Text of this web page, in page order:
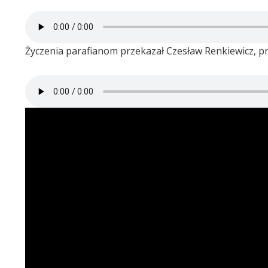
Życzenia parafianom przekazał Czesław Renkiewicz,